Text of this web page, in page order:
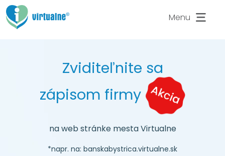
Menu
Zviditeľnite sa
zápisom firmy
na web stránke mesta Virtualne
*napr. na: banskabystrica.virtualne.sk